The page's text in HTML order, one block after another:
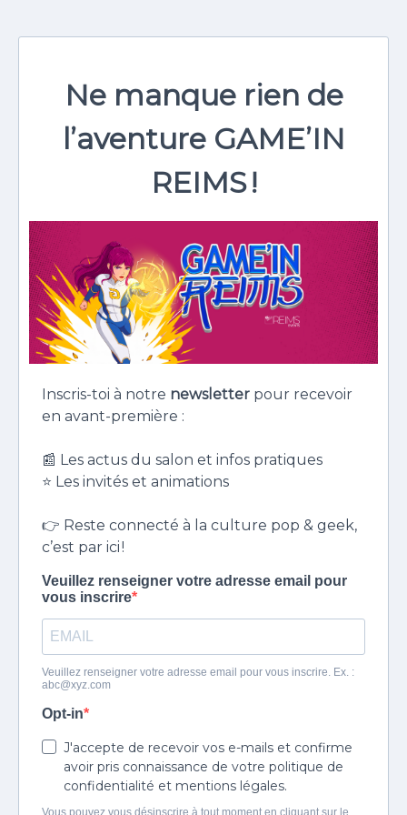
Ne manque rien de
l’aventure GAME’IN
REIMS !
Inscris-toi à notre newsletter pour recevoir
en avant-première :
📰 Les actus du salon et infos pratiques
⭐ Les invités et animations
👉 Reste connecté à la culture pop & geek,
c’est par ici !
Veuillez renseigner votre adresse email pour
vous inscrire
Veuillez renseigner votre adresse email pour vous inscrire. Ex. :
abc@xyz.com
Opt-in
J'accepte de recevoir vos e-mails et confirme
avoir pris connaissance de votre politique de
confidentialité et mentions légales.
Vous pouvez vous désinscrire à tout moment en cliquant sur le